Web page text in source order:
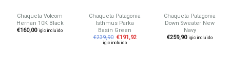
Chaqueta Volcom
Hernan 10K Black
€160,00 igic incluido
Chaqueta Patagonia
Isthmus Parka
Basin Green
€239,90 €191,92
igic incluido
Chaqueta Patagonia
Down Sweater New
Navy
€259,90 igic incluido